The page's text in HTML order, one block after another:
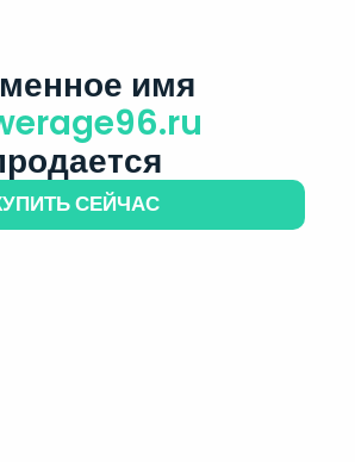
имя
СЕЙЧАС